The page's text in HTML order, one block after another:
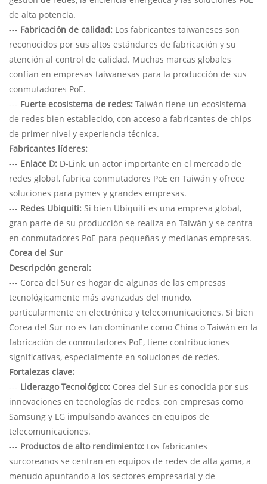
de alta potencia.
--- Fabricación de calidad: Los fabricantes taiwaneses son
reconocidos por sus altos estándares de fabricación y su
atención al control de calidad. Muchas marcas globales
confían en empresas taiwanesas para la producción de sus
conmutadores PoE.
--- Fuerte ecosistema de redes: Taiwán tiene un ecosistema
de redes bien establecido, con acceso a fabricantes de chips
de primer nivel y experiencia técnica.
Fabricantes líderes:
--- Enlace D: D-Link, un actor importante en el mercado de
redes global, fabrica conmutadores PoE en Taiwán y ofrece
soluciones para pymes y grandes empresas.
--- Redes Ubiquiti: Si bien Ubiquiti es una empresa global,
gran parte de su producción se realiza en Taiwán y se centra
en conmutadores PoE para pequeñas y medianas empresas.
Corea del Sur
Descripción general:
--- Corea del Sur es hogar de algunas de las empresas
tecnológicamente más avanzadas del mundo,
particularmente en electrónica y telecomunicaciones. Si bien
Corea del Sur no es tan dominante como China o Taiwán en la
fabricación de conmutadores PoE, tiene contribuciones
significativas, especialmente en soluciones de redes.
Fortalezas clave:
--- Liderazgo Tecnológico: Corea del Sur es conocida por sus
innovaciones en tecnologías de redes, con empresas como
Samsung y LG impulsando avances en equipos de
telecomunicaciones.
--- Productos de alto rendimiento: Los fabricantes
surcoreanos se centran en equipos de redes de alta gama, a
menudo apuntando a los sectores empresarial y de